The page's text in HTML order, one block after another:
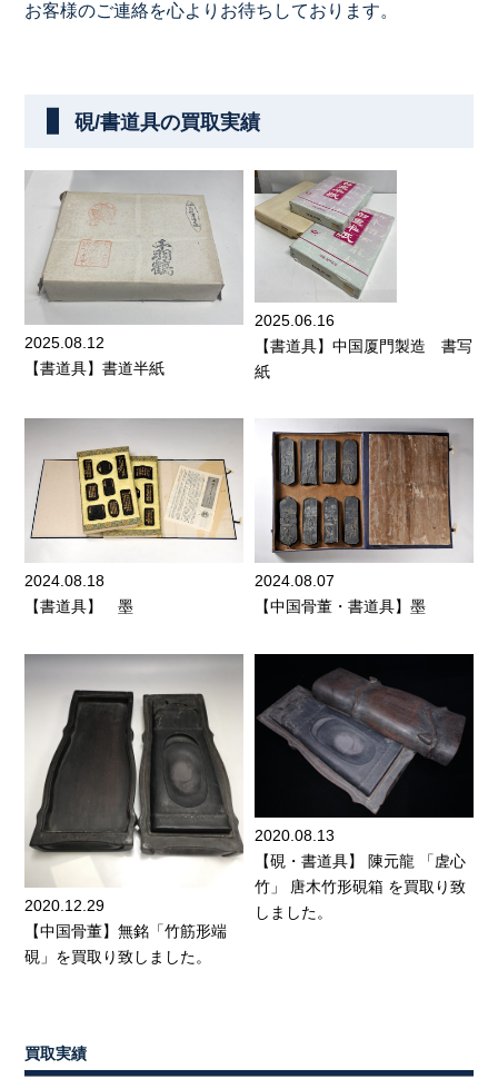
お客様のご連絡を心よりお待ちしております。
硯/書道具の買取実績
2025.08.12
【書道具】書道半紙
2025.06.16
【書道具】中国厦門製造 書写
紙
2024.08.18
【書道具】 墨
2024.08.07
【中国骨董・書道具】墨
2020.12.29
【中国骨董】無銘「竹筋形端
硯」を買取り致しました。
2020.08.13
【硯・書道具】 陳元龍 「虗心
竹」 唐木竹形硯箱 を買取り致
しました。
買取実績